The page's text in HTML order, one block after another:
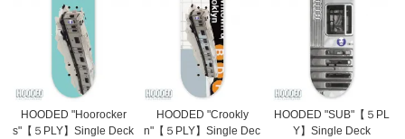
HOODED "Hoorocker
s"【５PLY】Single Deck
HOODED "Crookly
n"【５PLY】Single Dec
HOODED "SUB"【５PL
Y】Single Deck